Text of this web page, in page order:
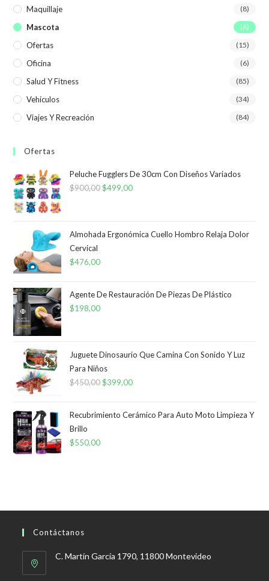
Maquillaje (8)
Mascota (6)
Ofertas (15)
Oficina (6)
Salud Y Fitness (85)
Vehículos (34)
Viajes Y Recreación (84)
Ofertas
Peluche Fugglers De 30cm Con Diseños Variados
$900,00El
era:
$499,00El
es:
Almohada Ergonómica Cuello Hombro Relaja Dolor
Cervical
$476,00
Agente De Restauración De Piezas De Plástico
$198,00
Juguete Dinosaurio Que Camina Con Sonido Y Luz
Para Niños
$450,00El
original
$399,00El
actual
Recubrimiento Cerámico Para Auto Moto Limpieza Y
Brillo
$550,00
Contáctanos
C. Martín García 1790, 11800 Montevideo